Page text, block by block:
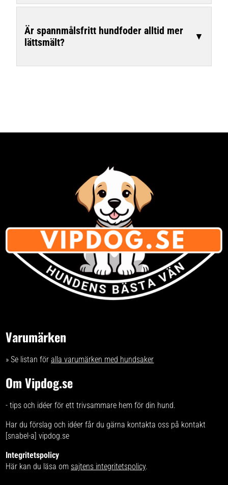
Är spannmålsfritt hundfoder alltid mer
lättsmält?
▼
Varumärken
» Se listan föralla varumärken med hundsaker
Om Vipdog.se
- tips och idéer för ett trivsammare hem för din hund.
Har du förslag och idéer får du gärna kontakta oss på kontakt
[snabel-a] vipdog.se
Integritetspolicy
Här kan du läsa om sajtens integritetspolicy.